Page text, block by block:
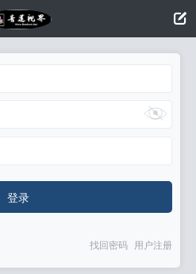
登录
找回密码 用户注册